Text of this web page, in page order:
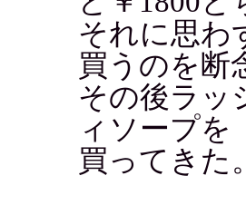
それに思わ
買うのを断
その後ラッ
ィソープを
買ってきた